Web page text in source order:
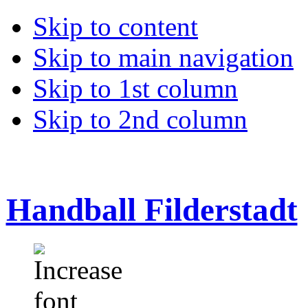
Skip to content
Skip to main navigation
Skip to 1st column
Skip to 2nd column
Handball Filderstadt